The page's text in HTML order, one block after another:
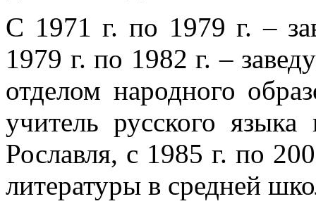
С 1971 г. по 1979 г. –
1979 г. по 1982 г. –
отделом народного
учитель русского
Рославля, с 1985 г. по
литературы в средней